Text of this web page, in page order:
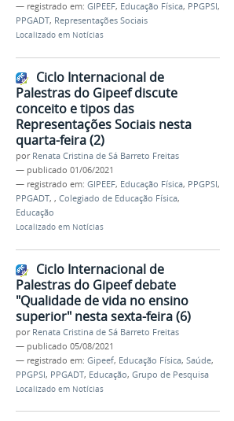
— registrado em: GIPEEF, Educação Física, PPGPSI,
PPGADT, Representações Sociais
Localizado em Notícias
Ciclo Internacional de
Palestras do Gipeef discute
conceito e tipos das
Representações Sociais nesta
quarta-feira (2)
por Renata Cristina de Sá Barreto Freitas
— publicado 01/06/2021
— registrado em: GIPEEF, Educação Física, PPGPSI,
PPGADT, , Colegiado de Educação Física,
Educação
Localizado em Notícias
Ciclo Internacional de
Palestras do Gipeef debate
"Qualidade de vida no ensino
superior" nesta sexta-feira (6)
por Renata Cristina de Sá Barreto Freitas
— publicado 05/08/2021
— registrado em: Gipeef, Educação Física, Saúde,
PPGPSI, PPGADT, Educação, Grupo de Pesquisa
Localizado em Notícias